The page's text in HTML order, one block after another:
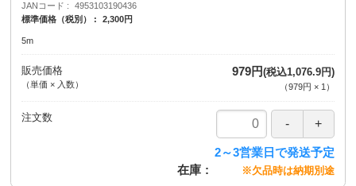
JANコード
4953103190436
標準価格（税別）
2,300円
5m
販売価格
（単価 × 入数）
979円(税込1,076.9円)
（979円 × 1 ）
注文数
在庫
2～3営業日で発送予定
※欠品時は納期別途